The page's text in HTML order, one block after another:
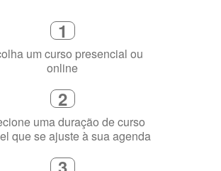
1
um curso presencial ou
2
uma duração de curso